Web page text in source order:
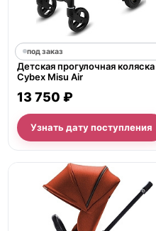
под заказ
Детская прогулочная коляска
Cybex Misu Air
13 750 ₽
Узнать дату поступления